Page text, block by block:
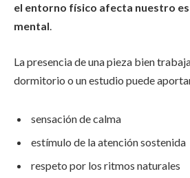
el entorno físico afecta nuestro
mental.
La presencia de una pieza bien
dormitorio o un estudio puede
sensación de calma
estímulo de la atención sostenida
respeto por los ritmos naturales